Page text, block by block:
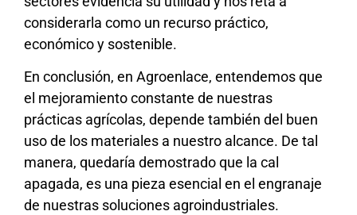
considerarla como un recurso práctico,
económico y sostenible.
En conclusión, en Agroenlace, entendemos que
el mejoramiento constante de nuestras
prácticas agrícolas, depende también del buen
uso de los materiales a nuestro alcance. De tal
manera, quedaría demostrado que la cal
apagada, es una pieza esencial en el engranaje
de nuestras soluciones agroindustriales.